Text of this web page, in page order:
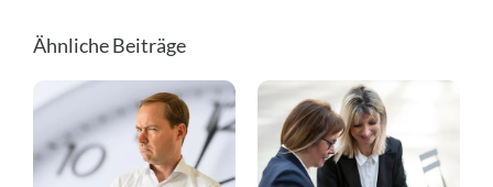
Ähnliche Beiträge